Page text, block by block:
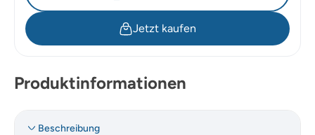
Jetzt kaufen
Produktinformationen
Beschreibung